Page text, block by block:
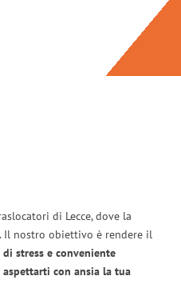
di Lecce, dove la
Il nostro obiettivo è rendere il
stress e conveniente
con ansia la tua